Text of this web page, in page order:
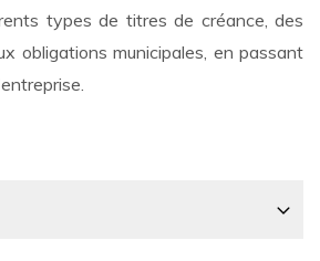
types de titres de créance, des
obligations municipales, en passant